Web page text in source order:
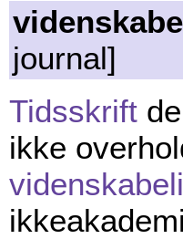
journal]
Tidsskrift
ikke